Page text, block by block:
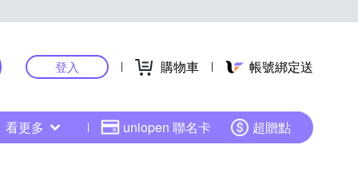
登入 購物車 帳號綁定送
看更多 uniopen 聯名卡 超贈點